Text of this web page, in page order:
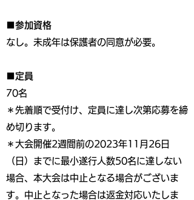
■参加資格
なし。未成年は保護者の同意が必要。
■定員
70名
＊先着順で受付け、定員に達し次第応募を締
め切ります。
＊大会開催2週間前の2023年11月26日
（日）までに最小遂行人数50名に達しない
場合、本大会は中止となる場合がございま
す。中止となった場合は返金対応いたしま